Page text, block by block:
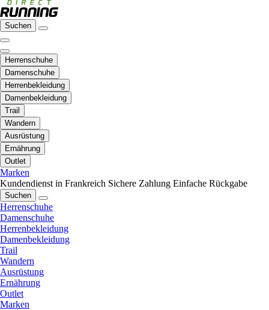
Suchen
Herrenschuhe
Damenschuhe
Herrenbekleidung
Damenbekleidung
Trail
Wandern
Ausrüstung
Ernährung
Outlet
Marken
Kundendienst in Frankreich Sichere Zahlung Einfache Rückgabe
Suchen
Herrenschuhe
Damenschuhe
Herrenbekleidung
Damenbekleidung
Trail
Wandern
Ausrüstung
Ernährung
Outlet
Marken